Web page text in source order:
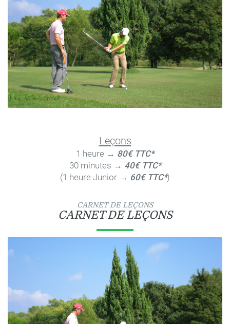
Leçons
1 heure → 80€ TTC*
30 minutes → 40€ TTC*
(1 heure Junior → 60€ TTC*)
CARNET DE LEÇONS
CARNET DE LEÇONS